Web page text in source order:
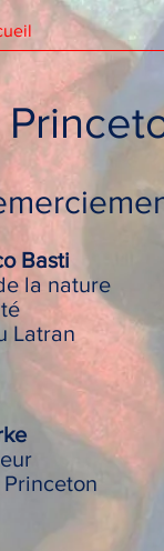
Basti
la nature
Latran